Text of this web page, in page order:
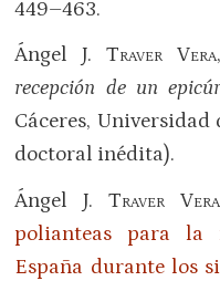
449–463.
Ángel J.Traver Vera
recepción de un
Cáceres,
doctoral inédita).
Ángel J. Traver Vera
polianteas para la
España durante los